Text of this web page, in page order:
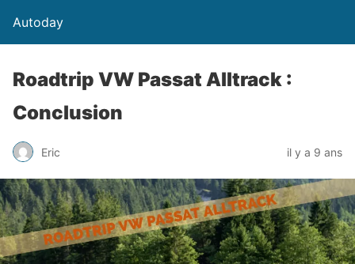
Autoday
Roadtrip VW Passat Alltrack :
Conclusion
Eric il y a 9 ans